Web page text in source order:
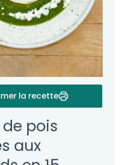
la recette
pois
aux